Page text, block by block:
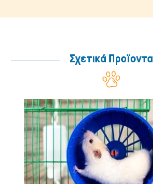
Ψάρια/Ερπετά
Σχετικά Προϊοντα